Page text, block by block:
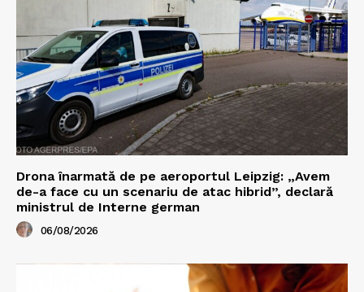
Drona înarmată de pe aeroportul Leipzig: „Avem
de-a face cu un scenariu de atac hibrid”, declară
ministrul de Interne german
06/08/2026